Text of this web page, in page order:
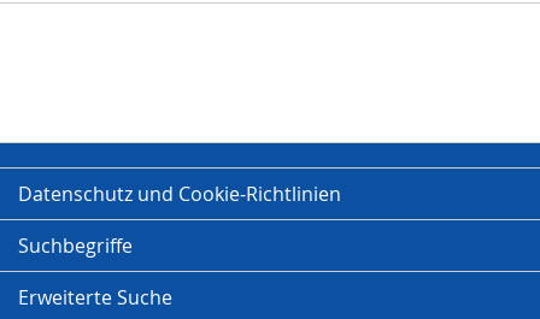
Datenschutz und Cookie-Richtlinien
Suchbegriffe
Erweiterte Suche